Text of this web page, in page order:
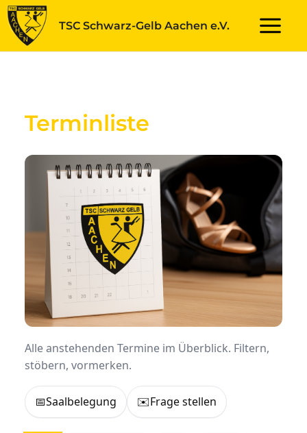
Zum
Inhalt
springen
TSC Schwarz-Gelb Aachen e.V.
Main
Terminliste
Alle anstehenden Termine im Überblick. Filtern,
stöbern, vormerken.
📅Saalbelegung ✉️Frage stellen